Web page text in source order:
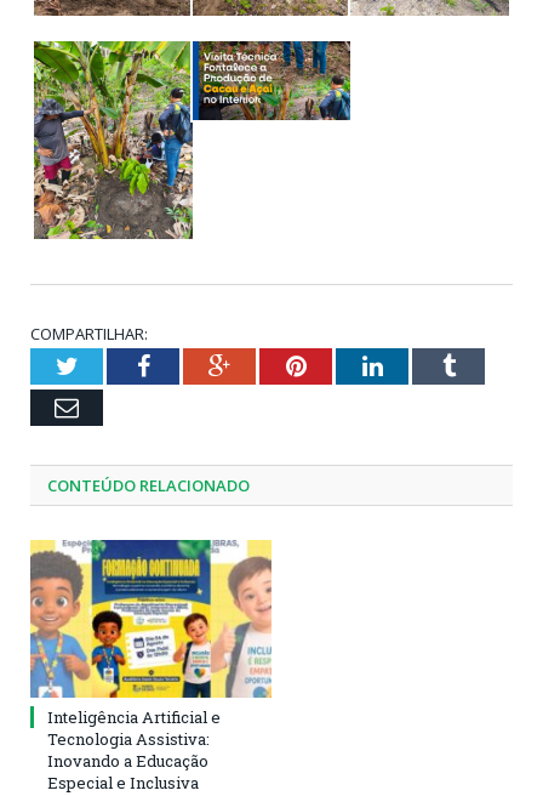
COMPARTILHAR:
TwitterFacebookGoogle+PinterestLinkedInTumblr
Email
CONTEÚDO RELACIONADO
Inteligência Artificial e
Tecnologia Assistiva:
Inovando a Educação
Especial e Inclusiva